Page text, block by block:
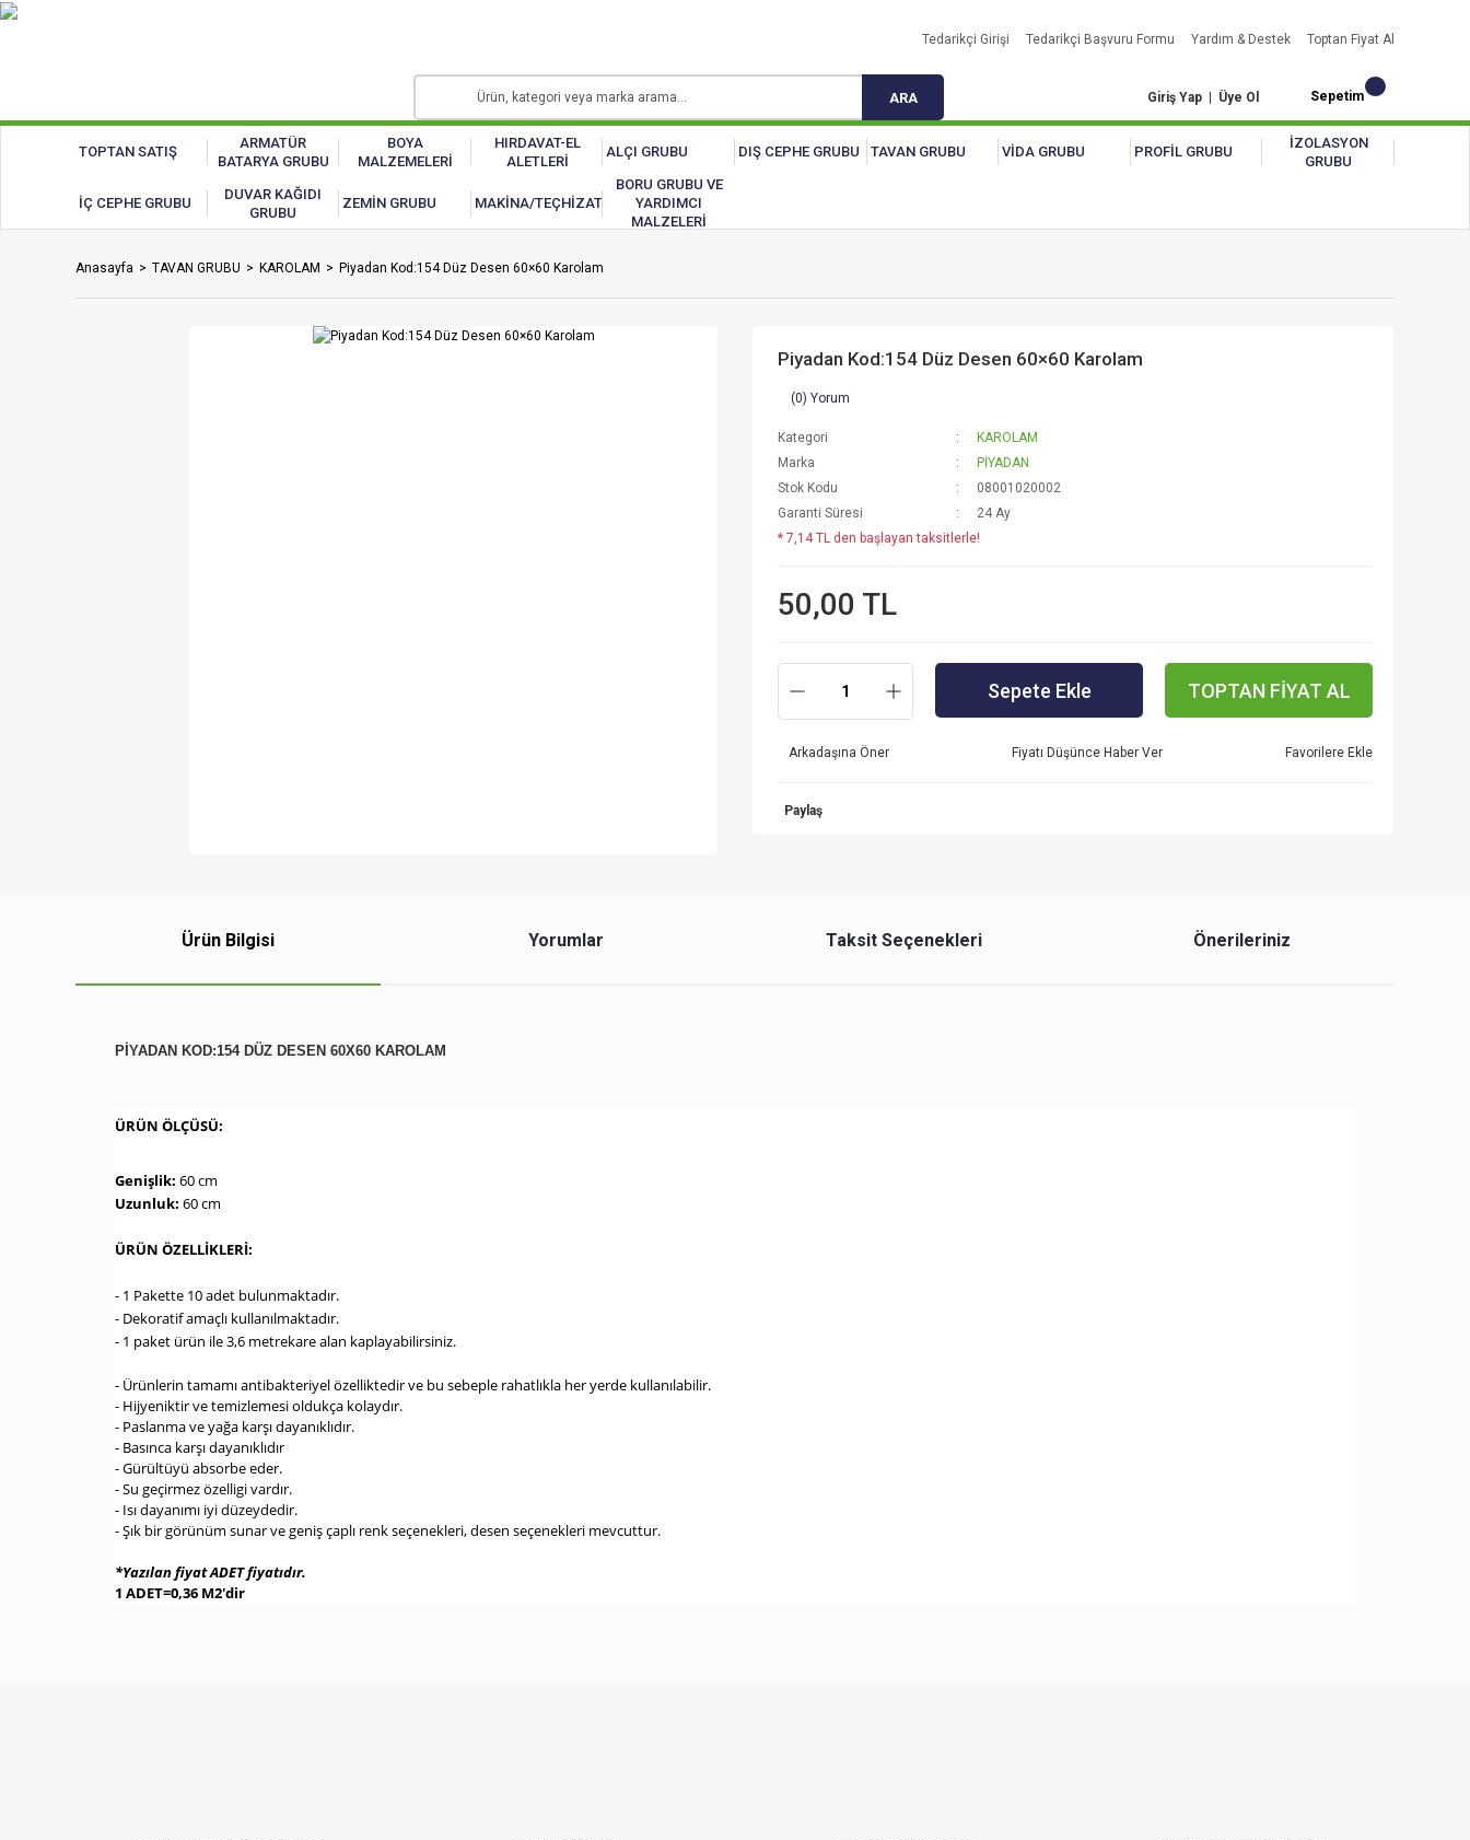
Tedarikçi Girişi Tedarikçi Başvuru Formu Yardım & Destek Toptan Fiyat Al
ARA Giriş Yap | Üye Ol Sepetim
TOPTAN SATIŞ
ARMATÜR
BATARYA GRUBU
BOYA
MALZEMELERİ
HIRDAVAT-EL
ALETLERİ
ALÇI GRUBU DIŞ CEPHE GRUBU TAVAN GRUBU VİDA GRUBU PROFİL GRUBU
İZOLASYON
GRUBU
İÇ CEPHE GRUBU
DUVAR KAĞIDI
GRUBU
ZEMİN GRUBU MAKİNA/TEÇHİZAT
BORU GRUBU VE
YARDIMCI
MALZELERİ
Anasayfa TAVAN GRUBU KAROLAM Piyadan Kod:154 Düz Desen 60×60 Karolam
Piyadan Kod:154 Düz Desen 60×60 Karolam
(0) Yorum
Kategori
KAROLAM
Marka
PİYADAN
Stok Kodu
08001020002
Garanti Süresi
24 Ay
* 7,14 TL den başlayan taksitlerle!
50,00 TL
Sepete Ekle TOPTAN FİYAT AL
Arkadaşına Öner Fiyatı Düşünce Haber Ver
Paylaş
Ürün Bilgisi Yorumlar Taksit Seçenekleri Önerileriniz
PİYADAN KOD:154 DÜZ DESEN 60X60 KAROLAM
ÜRÜN ÖLÇÜSÜ:
Genişlik: 60 cm
Uzunluk: 60 cm
ÜRÜN ÖZELLİKLERİ:
- 1 Pakette 10 adet bulunmaktadır.
- Dekoratif amaçlı kullanılmaktadır.
- 1 paket ürün ile 3,6 metrekare alan kaplayabilirsiniz.
- Ürünlerin tamamı antibakteriyel özelliktedir ve bu sebeple rahatlıkla her yerde kullanılabilir.
- Hijyeniktir ve temizlemesi oldukça kolaydır.
- Paslanma ve yağa karşı dayanıklıdır.
- Basınca karşı dayanıklıdır
- Gürültüyü absorbe eder.
- Su geçirmez özelligi vardır.
- Isı dayanımı iyi düzeydedir.
- Şık bir görünüm sunar ve geniş çaplı renk seçenekleri, desen seçenekleri mevcuttur.
*Yazılan fiyat ADET fiyatıdır.
1 ADET=0,36 M2'dir